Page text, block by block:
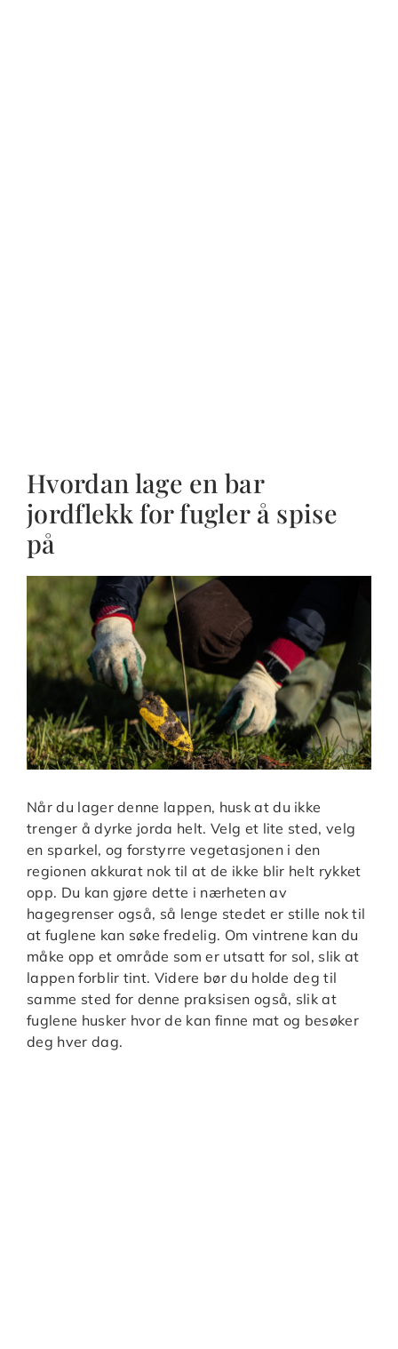
Hvordan lage en bar
jordflekk for fugler å spise
på
Når du lager denne lappen, husk at du ikke
trenger å dyrke jorda helt. Velg et lite sted, velg
en sparkel, og forstyrre vegetasjonen i den
regionen akkurat nok til at de ikke blir helt rykket
opp. Du kan gjøre dette i nærheten av
hagegrenser også, så lenge stedet er stille nok til
at fuglene kan søke fredelig. Om vintrene kan du
måke opp et område som er utsatt for sol, slik at
lappen forblir tint. Videre bør du holde deg til
samme sted for denne praksisen også, slik at
fuglene husker hvor de kan finne mat og besøker
deg hver dag.